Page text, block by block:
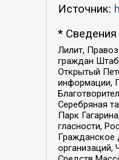
Источник:
*
Лилит,
граждан
Открытый
информации,
Серебряная
Парк
гласности,
Гражданское
организаций,